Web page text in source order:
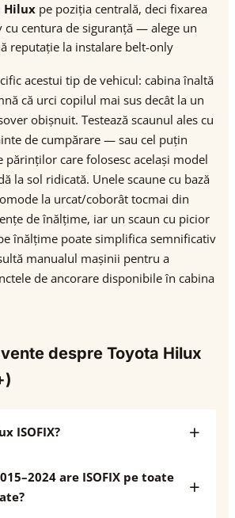
Hilux pe poziția centrală, deci fixarea
cu centura de siguranță — alege un
reputație la instalare belt-only
acestui tip de vehicul: cabina înaltă
că urci copilul mai sus decât la un
obișnuit. Testează scaunul ales cu
de cumpărare — sau cel puțin
părinților care folosesc același model
la sol ridicată. Unele scaune cu bază
la urcat/coborât tocmai din
de înălțime, iar un scaun cu picior
înălțime poate simplifica semnificativ
manualul mașinii pentru a
de ancorare disponibile în cabina
despre Toyota Hilux
ISOFIX?
are ISOFIX pe toate